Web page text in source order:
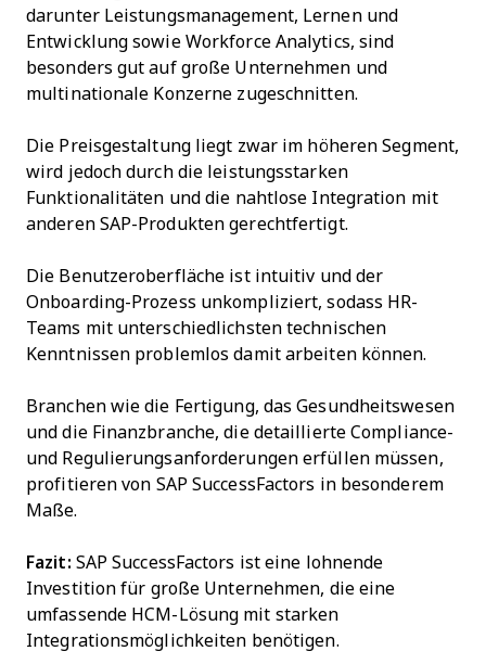
darunter Leistungsmanagement, Lernen und
Entwicklung sowie Workforce Analytics, sind
besonders gut auf große Unternehmen und
multinationale Konzerne zugeschnitten.
Die Preisgestaltung liegt zwar im höheren Segment,
wird jedoch durch die leistungsstarken
Funktionalitäten und die nahtlose Integration mit
anderen SAP-Produkten gerechtfertigt.
Die Benutzeroberfläche ist intuitiv und der
Onboarding-Prozess unkompliziert, sodass HR-
Teams mit unterschiedlichsten technischen
Kenntnissen problemlos damit arbeiten können.
Branchen wie die Fertigung, das Gesundheitswesen
und die Finanzbranche, die detaillierte Compliance-
und Regulierungsanforderungen erfüllen müssen,
profitieren von SAP SuccessFactors in besonderem
Maße.
Fazit: SAP SuccessFactors ist eine lohnende
Investition für große Unternehmen, die eine
umfassende HCM-Lösung mit starken
Integrationsmöglichkeiten benötigen.